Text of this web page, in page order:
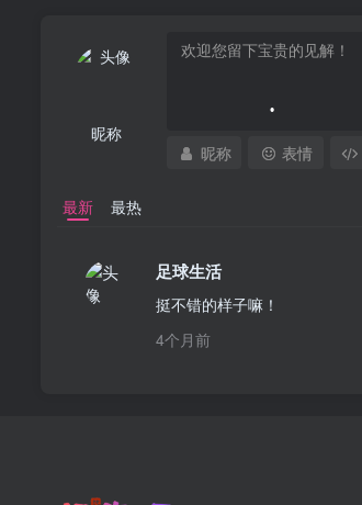
昵称
昵称 表情
最新 最热
足球生活
挺不错的样子嘛！
4个月前